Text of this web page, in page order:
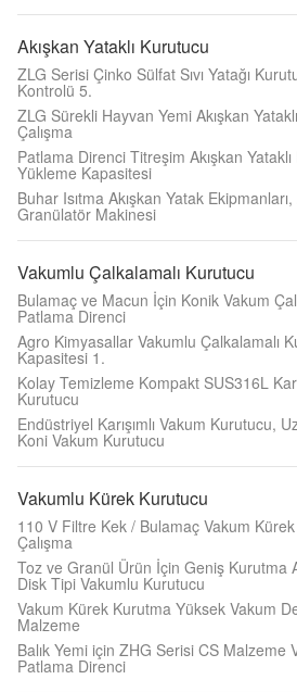
Akışkan Yataklı Kurutucu
ZLG Serisi Çinko Sülfat Sıvı Yatağı
Kontrolü 5.
ZLG Sürekli Hayvan Yemi Akışkan
Çalışma
Patlama Direnci Titreşim Akışkan
Yükleme Kapasitesi
Buhar Isıtma Akışkan Yatak
Granülatör Makinesi
Vakumlu Çalkalamalı Kurutucu
Bulamaç ve Macun İçin Konik Vakum
Patlama Direnci
Agro Kimyasallar Vakumlu Çalkalamalı
Kapasitesi 1.
Kolay Temizleme Kompakt SUS316L
Kurutucu
Endüstriyel Karışımlı Vakum Kurutucu,
Koni Vakum Kurutucu
Vakumlu Kürek Kurutucu
110 V Filtre Kek / Bulamaç Vakum Kürek
Çalışma
Toz ve Granül Ürün İçin Geniş Kurutma
Disk Tipi Vakumlu Kurutucu
Vakum Kürek Kurutma Yüksek Vakum
Malzeme
Balık Yemi için ZHG Serisi CS Malzeme
Patlama Direnci